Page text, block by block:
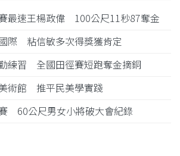
最速王楊政偉 100公尺11秒87奪金
際 粘信敏多次得獎獲肯定
練習 全國田徑賽短跑奪金摘銅
術館 推平民美學實踐
60公尺男女小將破大會紀錄